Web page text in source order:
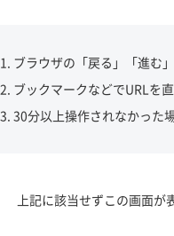
ブラウザの「戻る」「進む
ブックマークなどでURLを
30分以上操作されなかった
上記に該当せずこの画面が